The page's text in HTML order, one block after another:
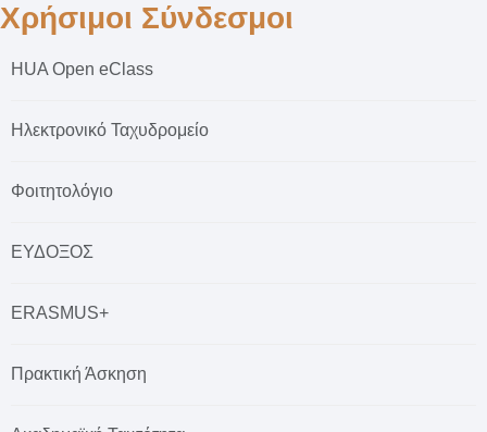
Χρήσιμοι Σύνδεσμοι
HUA Open eClass
Ηλεκτρονικό Ταχυδρομείο
Φοιτητολόγιο
ΕΥΔΟΞΟΣ
ERASMUS+
Πρακτική Άσκηση